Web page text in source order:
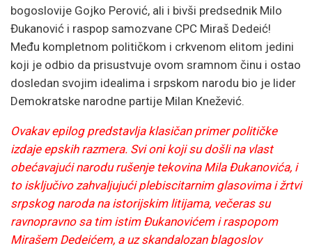
bogoslovije Gojko Perović, ali i bivši predsednik Milo
Đukanović i raspop samozvane CPC Miraš Dedeić!
Među kompletnom političkom i crkvenom elitom jedini
koji je odbio da prisustvuje ovom sramnom činu i ostao
dosledan svojim idealima i srpskom narodu bio je lider
Demokratske narodne partije Milan Knežević.
Ovakav epilog predstavlja klasičan primer političke
izdaje epskih razmera. Svi oni koji su došli na vlast
obećavajući narodu rušenje tekovina Mila Đukanovića, i
to isključivo zahvaljujući plebiscitarnim glasovima i žrtvi
srpskog naroda na istorijskim litijama, večeras su
ravnopravno sa tim istim Đukanovićem i raspopom
Mirašem Dedeićem, a uz skandalozan blagoslov